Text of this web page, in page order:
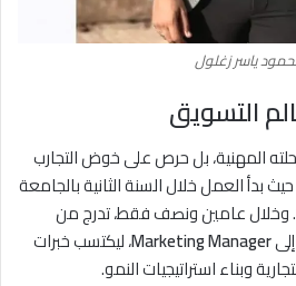
ياسر زغلول
التسويق
المهنية، بل حرص على خوض التجارب
بدأ العمل خلال السنة الثانية بالجامعة
في شركة SA International. وخلال عامين ونصف فقط، تدرج من
إلىMarketing Manager، ليكتسب خبرات
وبناء استراتيجيات النمو.